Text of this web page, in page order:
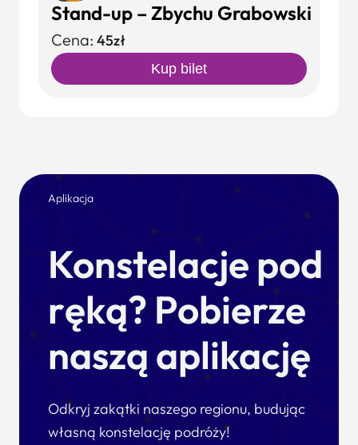
Stand-up – Zbychu Grabowski
Cena: 45zł
Kup bilet
Aplikacja
Konstelacje pod
ręką? Pobierze
naszą aplikację
Odkryj zakątki naszego regionu, budując
własną konstelację podróży!